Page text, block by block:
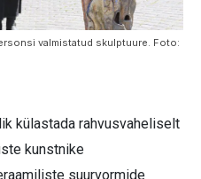
valmistatud skulptuure. Foto:
külastada rahvusvaheliselt
kunstnike
suurvormide